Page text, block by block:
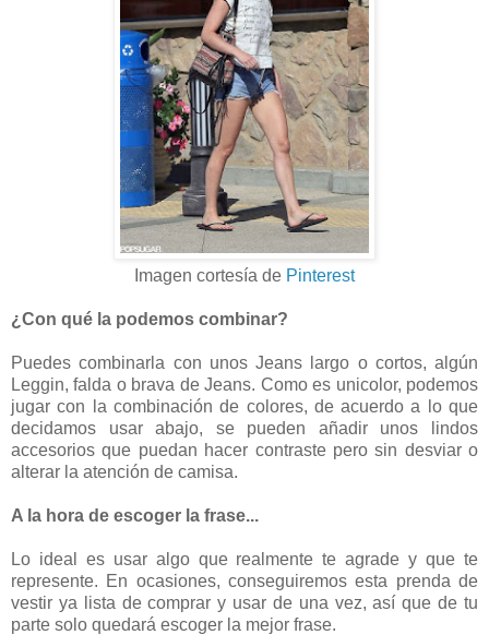
Imagen cortesía de Pinterest
¿Con qué la podemos combinar?
Puedes combinarla con unos Jeans largo o cortos, algún
Leggin, falda o brava de Jeans. Como es unicolor, podemos
jugar con la combinación de colores, de acuerdo a lo que
decidamos usar abajo, se pueden añadir unos lindos
accesorios que puedan hacer contraste pero sin desviar o
alterar la atención de camisa.
A la hora de escoger la frase...
Lo ideal es usar algo que realmente te agrade y que te
represente. En ocasiones, conseguiremos esta prenda de
vestir ya lista de comprar y usar de una vez, así que de tu
parte solo quedará escoger la mejor frase.